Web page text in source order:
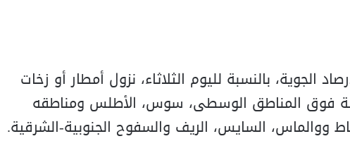
الجوية، بالنسبة لليوم الثلاثاء، نزول أمطار أو زخات
فوق المناطق الوسطى، سوس، الأطلس ومناطقه
ووالماس، السايس، الريف والسفوح الجنوبية-الشرقية.